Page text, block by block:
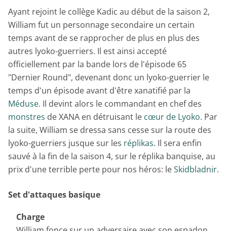
Ayant rejoint le collège Kadic au début de la saison 2,
William fut un personnage secondaire un certain
temps avant de se rapprocher de plus en plus des
autres lyoko-guerriers. Il est ainsi accepté
officiellement par la bande lors de l'épisode 65
"Dernier Round", devenant donc un lyoko-guerrier le
temps d'un épisode avant d'être xanatifié par la
Méduse. Il devint alors le commandant en chef des
monstres de XANA en détruisant le cœur de Lyoko. Par
la suite, William se dressa sans cesse sur la route des
lyoko-guerriers jusque sur les réplikas. Il sera enfin
sauvé à la fin de la saison 4, sur le réplika banquise, au
prix d'une terrible perte pour nos héros: leSkidbladnir.
Set d'attaques basique
Charge